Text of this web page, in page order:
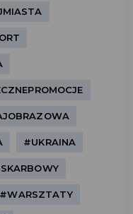
#UKRAINA
#WARSZTATY